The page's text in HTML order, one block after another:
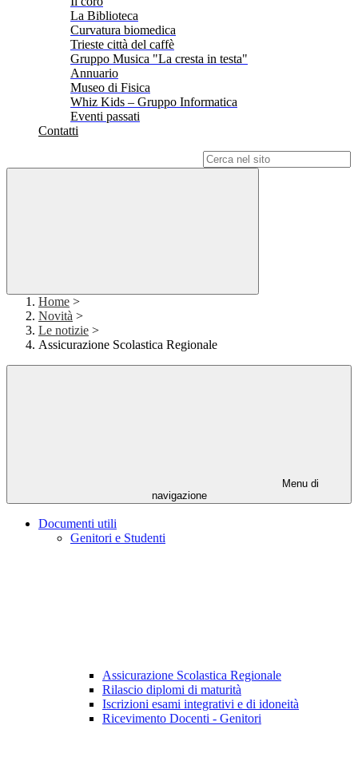
La Biblioteca
Curvatura biomedica
Trieste città del caffè
Gruppo Musica "La cresta in testa"
Annuario
Museo di Fisica
Whiz Kids – Gruppo Informatica
Eventi passati
Contatti
Home >
Novità >
Le notizie >
Assicurazione Scolastica Regionale
Menu di
navigazione
Documenti utili
Genitori e Studenti
Assicurazione Scolastica Regionale
Rilascio diplomi di maturità
Iscrizioni esami integrativi e di idoneità
Ricevimento Docenti - Genitori